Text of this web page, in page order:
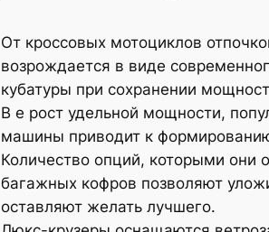
От кроссовых мотоциклов
возрождается в виде
кубатуры при сохранении
В е рост удельной мощности,
машины приводит к формированию
Количество опций, которыми они
багажных кофров позволяют
оставляют желать лучшего.